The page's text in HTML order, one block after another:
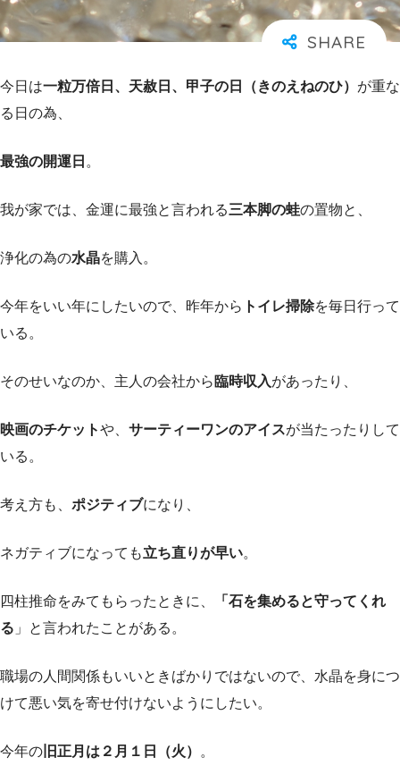
今日は一粒万倍日、天赦日、甲子の日（きのえねのひ） が重な
る日の為、
最強の開運日 。
我が家では、金運に最強と言われる三本脚の蛙の置物と、
浄化の為の水晶を購入。
今年をいい年にしたいので、昨年から トイレ掃除を毎日行って
いる。
そのせいなのか、主人の会社から 臨時収入があったり、
映画のチケットや、 サーティーワンのアイスが当たったりして
いる。
考え方も、 ポジティブになり、
ネガティブになっても立ち直りが早い。
四柱推命をみてもらったときに、
「石を集めると守ってくれ
る 」と言われたことがある。
職場の人間関係もいいときばかりではないので、水晶を身につ
けて悪い気を寄せ付けないようにしたい。
今年の 旧正月は２月１日（火） 。